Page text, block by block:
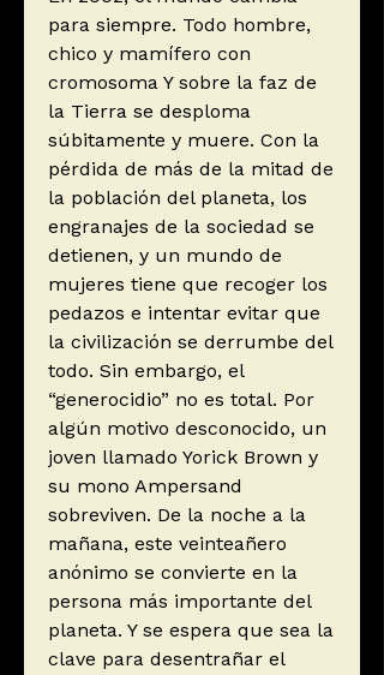
para siempre. Todo hombre,
chico y mamífero con
cromosoma Y sobre la faz de
la Tierra se desploma
súbitamente y muere. Con la
pérdida de más de la mitad de
la población del planeta, los
engranajes de la sociedad se
detienen, y un mundo de
mujeres tiene que recoger los
pedazos e intentar evitar que
la civilización se derrumbe del
todo. Sin embargo, el
“generocidio” no es total. Por
algún motivo desconocido, un
joven llamado Yorick Brown y
su mono Ampersand
sobreviven. De la noche a la
mañana, este veinteañero
anónimo se convierte en la
persona más importante del
planeta. Y se espera que sea la
clave para desentrañar el